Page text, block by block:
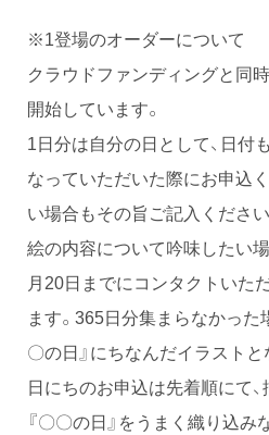
※1登場のオーダーについて
クラウドファンディングと同
開始しています。
1日分は自分の日として、日付
なっていただいた際にお申込
い場合もその旨ご記入ください
絵の内容について吟味したい
月20日までにコンタクトいた
ます。365日分集まらなかった
〇の日』にちなんだイラストと
日にちのお申込は先着順にて、
『〇〇の日』をうまく織り込み